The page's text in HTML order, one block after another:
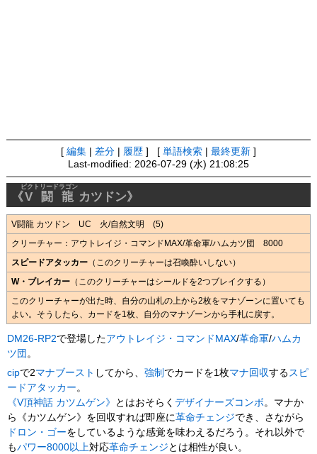
[ 編集 差分 履歴 ] [ 単語検索 最終更新 ]
Last-modified: 2026-07-29 (水) 21:08:25
《V闘龍
ビクトリードラゴン
カツドン》
V闘龍 カツドン UC 火/自然文明 (5)
クリーチャー：アウトレイジ・コマンドMAX/革命軍/ハムカツ団 8000
スピードアタッカー （このクリーチャーは召喚酔いしない）
W・ブレイカー （このクリーチャーはシールドを2つブレイクする）
このクリーチャーが出た時、自分の山札の上から2枚をマナゾーンに置いても
よい。そうしたら、カードを1枚、自分のマナゾーンから手札に戻す。
DM26-RP2で登場したアウトレイジ・コマンドMAX/革命軍/ハムカ
ツ団 。
cipで2マナブースト してから、強制 でカードを1枚マナ回収するスピ
ードアタッカー。
《V頂神話 カツムゲン》
とはおそらくデザイナーズコンボ。マナか
ら《カツムゲン》を回収すれば即座に革命チェンジでき、さながら
ドロン・ゴーをしているような感覚を味わえるだろう。それ以外で
もパワー8000以上対応革命チェンジ とは相性が良い。